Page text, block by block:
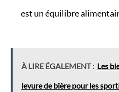
est un équilibre
À LIRE ÉGALEMENT : Les
levure de bière pour les